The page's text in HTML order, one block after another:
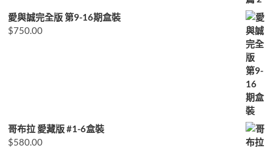
愛與誠完全版 第9-16期盒裝
$750.00
哥布拉 愛藏版 #1-6盒裝
$580.00